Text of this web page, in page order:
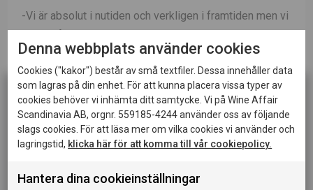
-Vi är absolut i nutiden och verkligen i framtiden men vi
Läs mer om Two Paddocks påtwopaddocks.com och
följ dem gärna!
Följ även Sam Neill på Instagram
Denna webbplats använder cookies
Cookies ("kakor") består av små textfiler. Dessa innehåller data
som lagras på din enhet. För att kunna placera vissa typer av
cookies behöver vi inhämta ditt samtycke. Vi på Wine Affair
Scandinavia AB, orgnr. 559185-4244 använder oss av följande
slags cookies. För att läsa mer om vilka cookies vi använder och
lagringstid, klicka här för att komma till vår cookiepolicy.
Hantera dina cookieinställningar
Denna sida innehåller information om alkoholhaltiga